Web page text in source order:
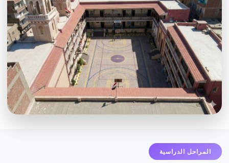
المراحل الدراسية